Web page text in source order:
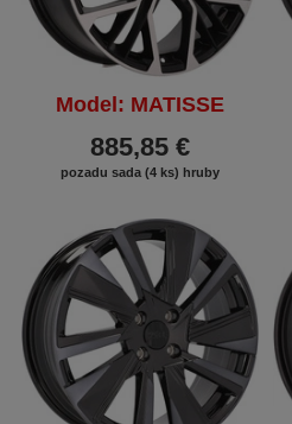
Model: MATISSE
885,85 €
pozadu sada (4 ks) hruby